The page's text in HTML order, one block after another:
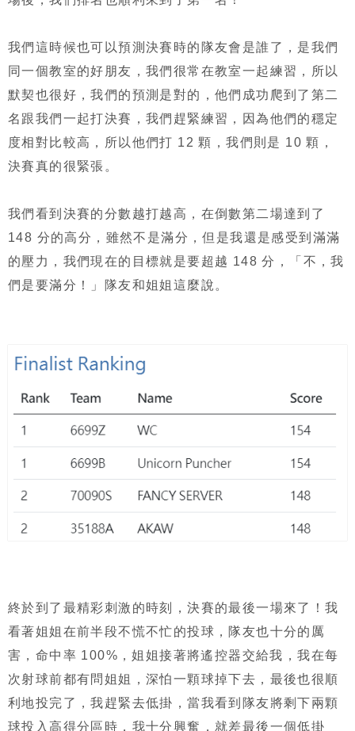
我們這時候也可以預測決賽時的隊友會是誰了，是我們
同一個教室的好朋友，我們很常在教室一起練習，所以
默契也很好，我們的預測是對的，他們成功爬到了第二
名跟我們一起打決賽，我們趕緊練習，因為他們的穩定
度相對比較高，所以他們打 12 顆，我們則是 10 顆，
決賽真的很緊張。
我們看到決賽的分數越打越高，在倒數第二場達到了
148 分的高分，雖然不是滿分，但是我還是感受到滿滿
的壓力，我們現在的目標就是要超越 148 分，「不，我
們是要滿分！」隊友和姐姐這麼說。
終於到了最精彩刺激的時刻，決賽的最後一場來了！我
看著姐姐在前半段不慌不忙的投球，隊友也十分的厲
害，命中率 100%，姐姐接著將遙控器交給我，我在每
次射球前都有問姐姐，深怕一顆球掉下去，最後也很順
利地投完了，我趕緊去低掛，當我看到隊友將剩下兩顆
球投入高得分區時，我十分興奮，就差最後一個低掛